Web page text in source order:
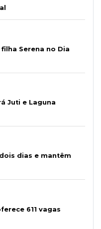
Serena no Dia
Juti e Laguna
dias e mantêm
611 vagas